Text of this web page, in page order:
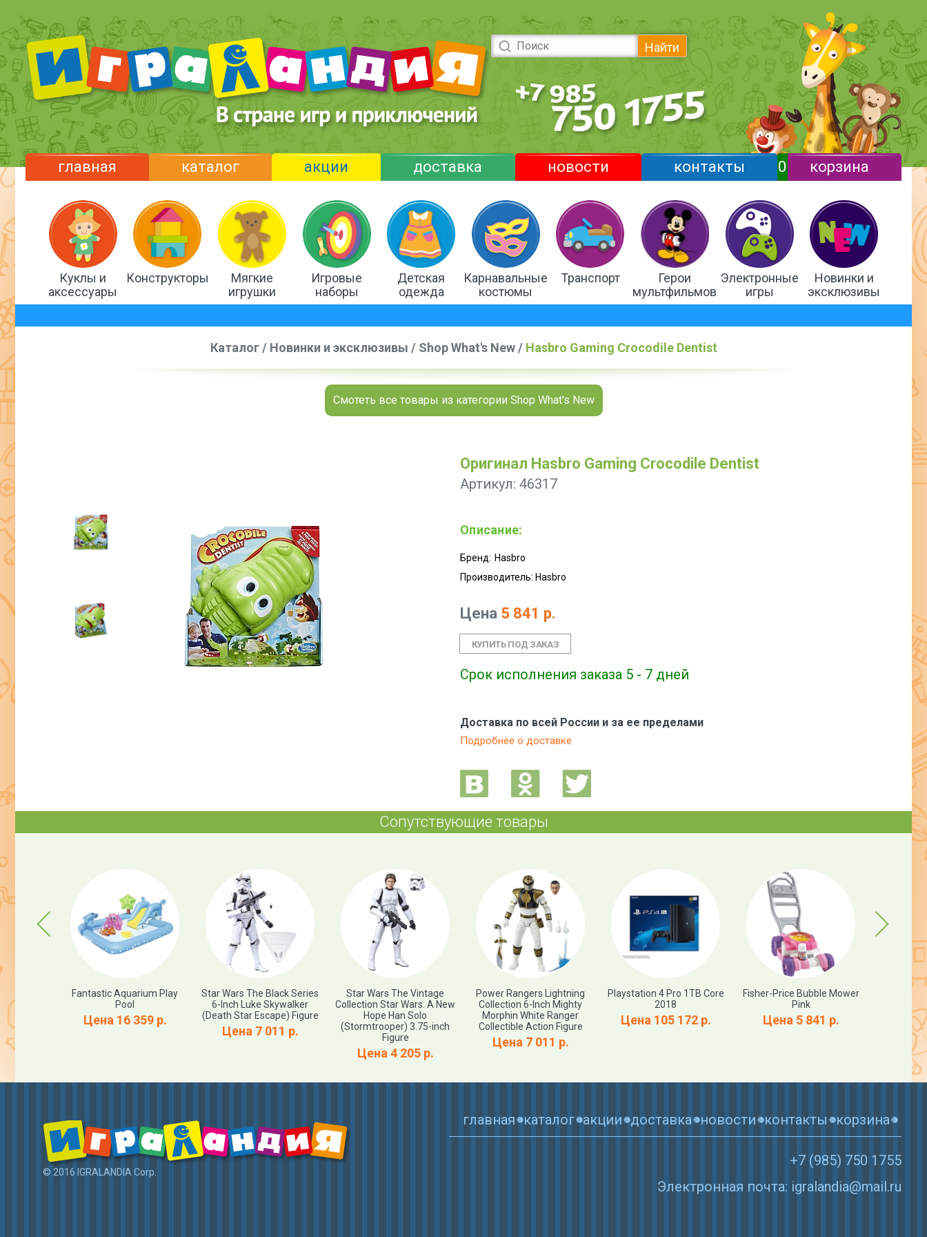
Найти
главная каталог акции доставка новости контакты 0 корзина
Куклы и
аксессуары
Конструкторы
Мягкие
игрушки
Игровые
наборы
Детская
одежда
Карнавальные
костюмы
Транспорт
Герои
мультфильмов
Электронные
игры
Новинки и
эксклюзивы
Каталог/ Новинки и эксклюзивы / Shop What's New/ Hasbro Gaming Crocodile Dentist
Смотеть все товары из категории Shop What's New
Оригинал Hasbro Gaming Crocodile Dentist
Артикул: 46317
Описание:
Бренд: Hasbro
Производитель: Hasbro
Цена 5 841 р.
Срок исполнения заказа 5 - 7 дней
Доставка по всей России и за ее пределами
Подробнее о доставке
Сопутствующие товары
Previous
- Pink
р.
Fantastic Aquarium Play
Pool
Цена 16 359 р.
Star Wars The Black Series
6-Inch Luke Skywalker
(Death Star Escape) Figure
Цена 7 011 р.
Star Wars The Vintage
Collection Star Wars: A New
Hope Han Solo
(Stormtrooper) 3.75-inch
Figure
Цена 4 205 р.
Power Rangers Lightning
Collection 6-Inch Mighty
Morphin White Ranger
Collectible Action Figure
Цена 7 011 р.
Playstation 4 Pro 1TB Core
2018
Цена 105 172 р.
Fisher-Price Bubble Mower
Pink
Цена 5 841 р.
Next
© 2016 IGRALANDIA Corp.
главная каталог акции доставка новости контакты корзина
+7 (985) 750 1755
Электронная почта: igralandia@mail.ru